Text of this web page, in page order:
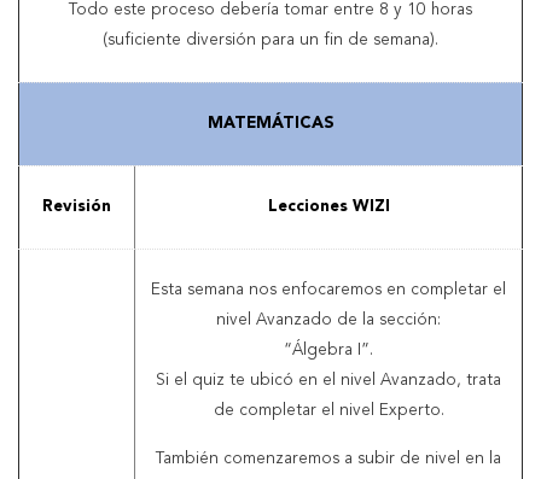
Todo este proceso debería tomar entre 8 y 10 horas
(suficiente diversión para un fin de semana).
MATEMÁTICAS
Revisión Lecciones WIZI
Esta semana nos enfocaremos en completar el
nivel Avanzado de la sección:
“Álgebra I”.
Si el quiz te ubicó en el nivel Avanzado, trata
de completar el nivel Experto.
También comenzaremos a subir de nivel en la